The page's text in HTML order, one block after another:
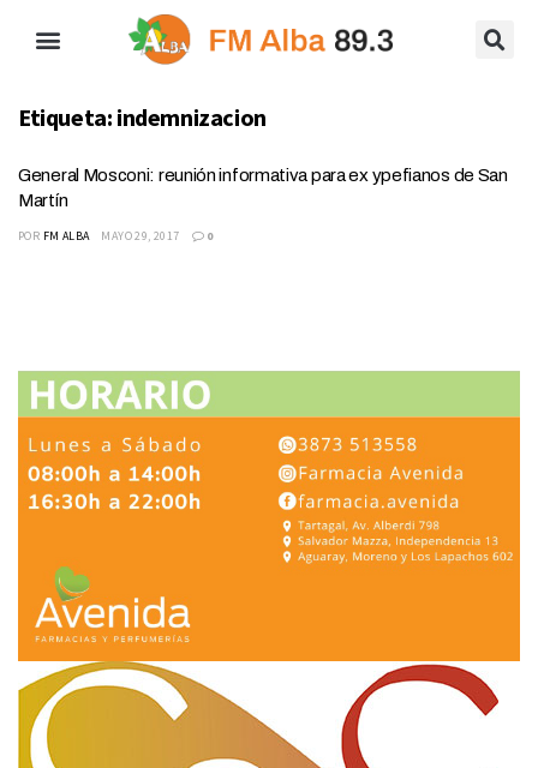
Etiqueta: indemnizacion
General Mosconi: reunión informativa para ex ypefianos de San
Martín
POR FM ALBA MAYO 29, 2017 0